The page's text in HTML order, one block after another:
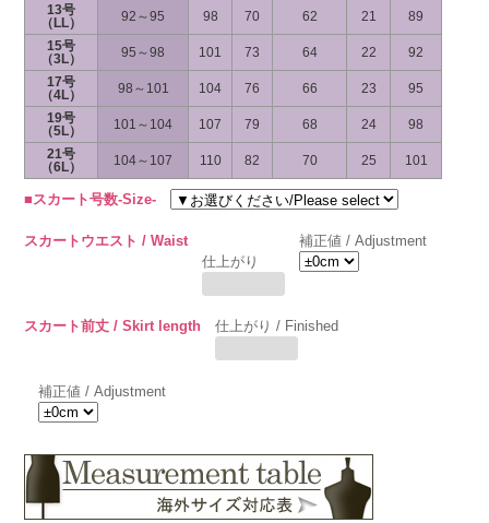
13号
（LL）
92～95 98 70 62 21
89
15号
（3L）
95～98 101 73 64 22
92
17号
（4L）
98～101 104 76 66 23
95
19号
（5L）
101～104 107 79 68 24
98
21号
（6L）
104～107 110 82 70 25 101
■スカート号数-Size-
スカートウエスト / Waist
仕上がり
補正値 / Adjustment
スカート前丈 / Skirt length 仕上がり / Finished
補正値 / Adjustment